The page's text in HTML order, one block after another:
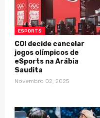
ESPORTS
COI decide cancelar
jogos olímpicos de
eSports na Arábia
Saudita
Novembro 02, 2025